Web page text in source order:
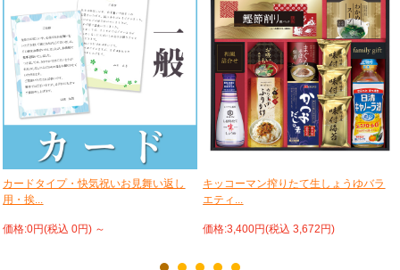
カードタイプ・快気祝いお見舞い返し
用・挨...
価格:0円(税込 0円) ～
キッコーマン搾りたて生しょうゆバラ
エティ...
価格:3,400円(税込 3,672円)